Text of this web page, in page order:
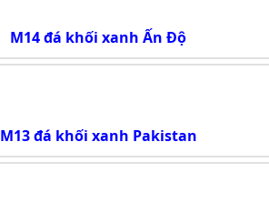
M14 đá khối xanh Ấn Độ
M13 đá khối xanh Pakistan